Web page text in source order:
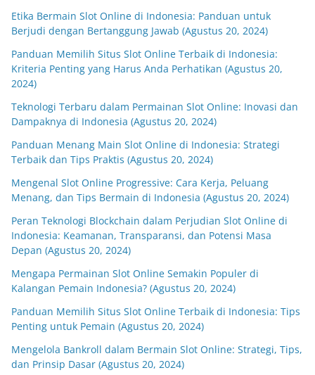
Etika Bermain Slot Online di Indonesia: Panduan untuk
Berjudi dengan Bertanggung Jawab (Agustus 20, 2024)
Panduan Memilih Situs Slot Online Terbaik di Indonesia:
Kriteria Penting yang Harus Anda Perhatikan (Agustus 20,
2024)
Teknologi Terbaru dalam Permainan Slot Online: Inovasi dan
Dampaknya di Indonesia (Agustus 20, 2024)
Panduan Menang Main Slot Online di Indonesia: Strategi
Terbaik dan Tips Praktis (Agustus 20, 2024)
Mengenal Slot Online Progressive: Cara Kerja, Peluang
Menang, dan Tips Bermain di Indonesia (Agustus 20, 2024)
Peran Teknologi Blockchain dalam Perjudian Slot Online di
Indonesia: Keamanan, Transparansi, dan Potensi Masa
Depan (Agustus 20, 2024)
Mengapa Permainan Slot Online Semakin Populer di
Kalangan Pemain Indonesia? (Agustus 20, 2024)
Panduan Memilih Situs Slot Online Terbaik di Indonesia: Tips
Penting untuk Pemain (Agustus 20, 2024)
Mengelola Bankroll dalam Bermain Slot Online: Strategi, Tips,
dan Prinsip Dasar (Agustus 20, 2024)